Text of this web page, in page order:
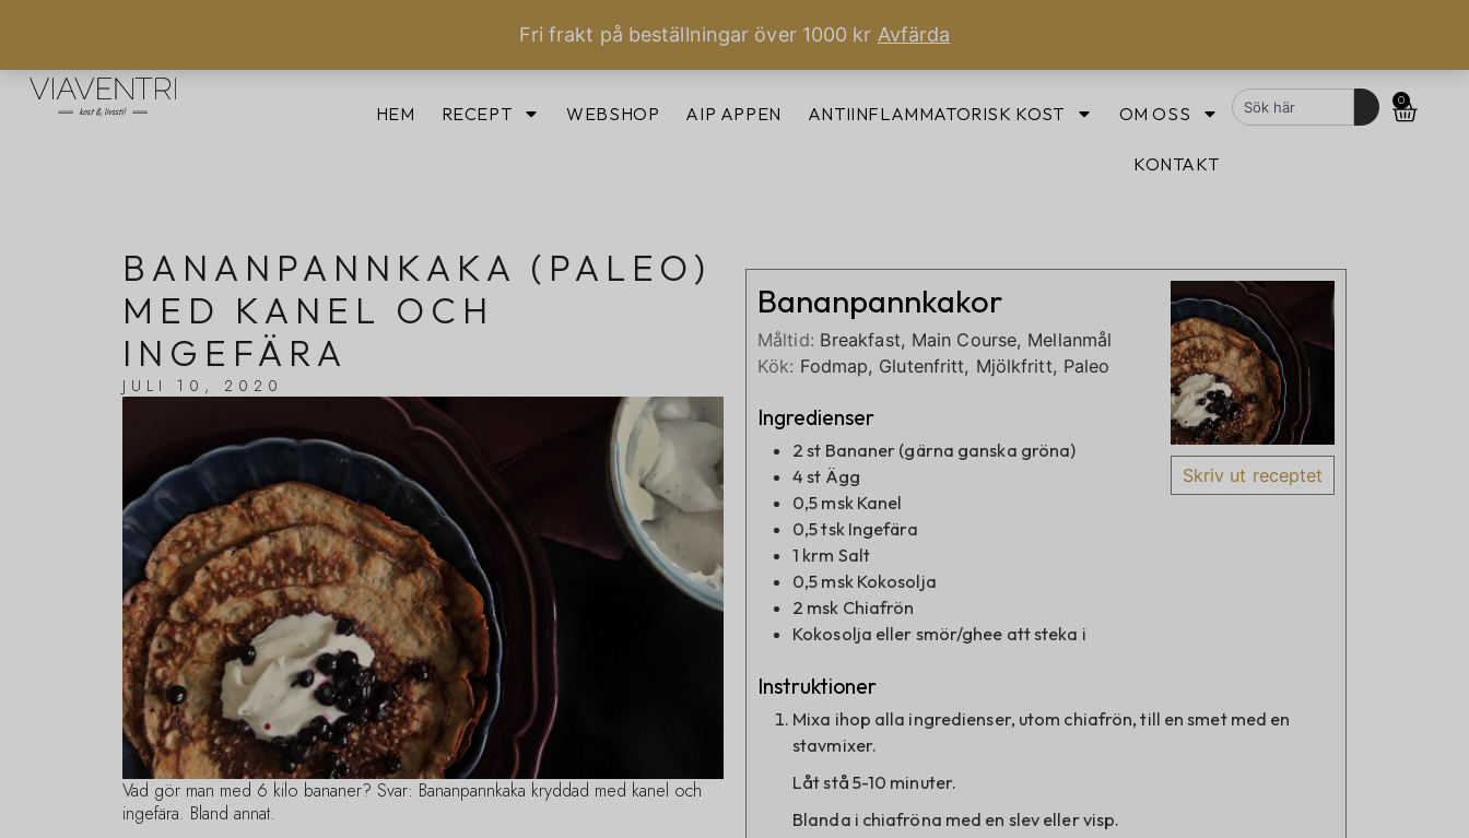
Fri frakt på beställningar över 1000 kr Avfärda
HEM RECEPT WEBSHOP AIP APPEN ANTIINFLAMMATORISK KOST OM OSS
KONTAKT
0
BANANPANNKAKA (PALEO)
MED KANEL OCH
INGEFÄRA
JULI 10, 2020
Vad gör man med 6 kilo bananer? Svar: Bananpannkaka kryddad med kanel och
ingefära. Bland annat.
Skriv ut receptet
Bananpannkakor
Måltid: Breakfast, Main Course, Mellanmål
Kök: Fodmap, Glutenfritt, Mjölkfritt, Paleo
Ingredienser
2 st Bananer (gärna ganska gröna)
4 st Ägg
0,5 msk Kanel
0,5tsk Ingefära
1 krm Salt
0,5 msk Kokosolja
2 msk Chiafrön
Kokosolja eller smör/ghee att steka i
Instruktioner
Mixa ihop alla ingredienser, utom chiafrön, till en smet med en
stavmixer.
Låt stå 5-10 minuter.
Blanda i chiafröna med en slev eller visp.